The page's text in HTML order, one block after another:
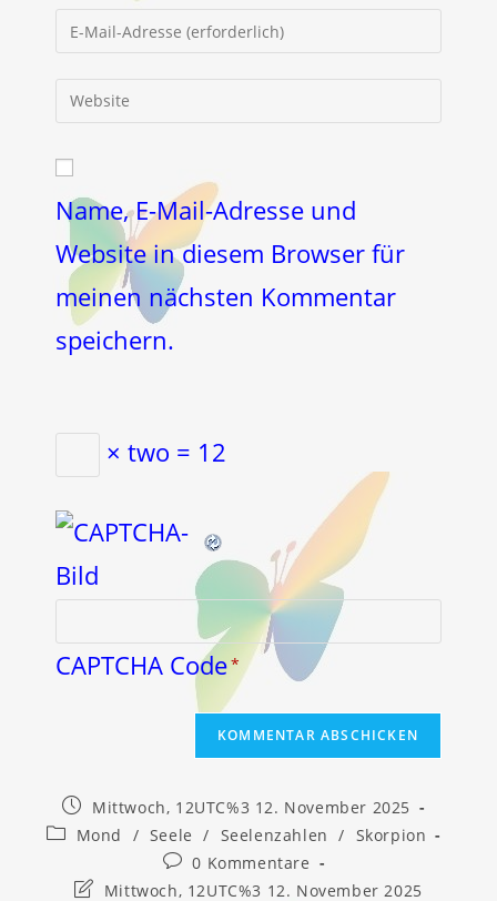
Namen
oder
Kommentieren
deine
E-
Mail-
zum
ein
URL
ein
(optional)
Name, E-Mail-Adresse und
Website in diesem Browser für
meinen nächsten Kommentar
speichern.
× two = 12
CAPTCHA Code*
Beitrag
veröffentlicht:
Mittwoch, 12UTC%3 12. November 2025
Beitrags-
Mond / Seele / Seelenzahlen / Skorpion
Beitrags-
Kommentare:
0 Kommentare
BeitragMittwoch, 12UTC%3 12. November 2025